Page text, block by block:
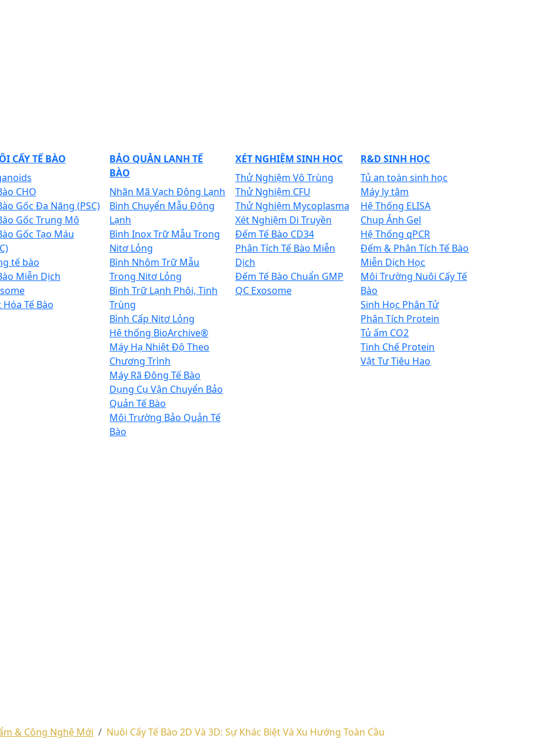
CẤY TẾ BÀO
CHO
Gốc Đa Năng (PSC)
Gốc Trung Mô
Gốc Tạo Máu
tế bào
Miễn Dịch
Hóa Tế Bào
BẢO QUẢN LẠNH TẾ
BÀO
Nhãn Mã Vạch Đông Lạnh
Bình Chuyển Mẫu Đông
Lạnh
Bình Inox Trữ Mẫu Trong
Nitơ Lỏng
Bình Nhôm Trữ Mẫu
Trong Nitơ Lỏng
Bình Trữ Lạnh Phôi, Tinh
Trùng
Bình Cấp Nitơ Lỏng
Hệ thống BioArchive®
Máy Hạ Nhiệt Độ Theo
Chương Trình
Máy Rã Đông Tế Bào
Dụng Cụ Vận Chuyển Bảo
Quản Tế Bào
Môi Trường Bảo Quản Tế
Bào
XÉT NGHIỆM SINH HỌC
Thử Nghiệm Vô Trùng
Thử Nghiệm CFU
Thử Nghiệm Mycoplasma
Xét Nghiệm Di Truyền
Đếm Tế Bào CD34
Phân Tích Tế Bào Miễn
Dịch
Đếm Tế Bào Chuẩn GMP
QC Exosome
R&D SINH HỌC
Tủ an toàn sinh học
Máy ly tâm
Hệ Thống ELISA
Chụp Ảnh Gel
Hệ Thống qPCR
Đếm & Phân Tích Tế Bào
Miễn Dịch Học
Môi Trường Nuôi Cấy Tế
Bào
Sinh Học Phân Tử
Phân Tích Protein
Tủ ấm CO2
Tinh Chế Protein
Vật Tư Tiêu Hao
& Công Nghệ Mới Nuôi Cấy Tế Bào 2D Và 3D: Sự Khác Biệt Và Xu Hướng Toàn Cầu